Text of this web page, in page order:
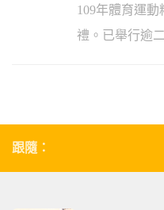
109年體育運
禮。已舉行逾
跟隨：